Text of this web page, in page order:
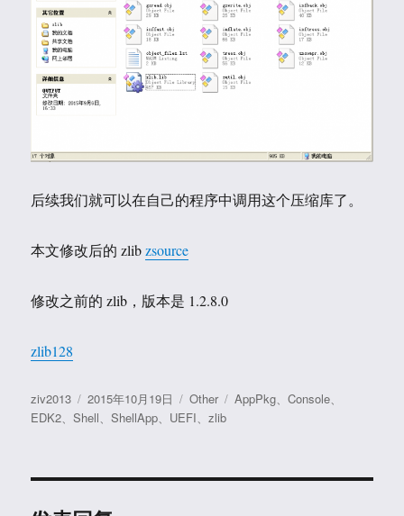
后续我们就可以在自己的程序中调用这个压缩库了。
本文修改后的 zlibzsource
修改之前的 zlib，版本是 1.2.8.0
zlib128
作
者
ziv2013
发
布
2015年10月19日
分
类
Other
标
AppPkg 、Console
EDK2 、Shell 、ShellApp UEFI 、zlib